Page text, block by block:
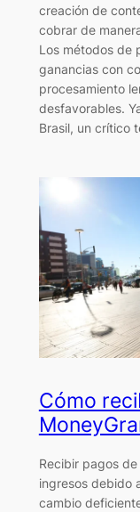
creación de
cobrar de
Los métodos de
ganancias con
procesamiento
desfavorables.
Brasil, un crítico
Cómo
Recibir pagos
ingresos debido
cambio